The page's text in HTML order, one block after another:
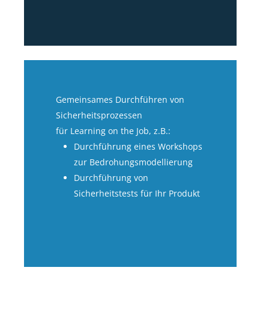
Gemeinsames Durchführen von
Sicherheitsprozessen
für Learning onthe Job,z.B​.:
Durchführung eines Workshops
zur Bedrohungsmodellierung
Durchführung von
Sicherheitstests für Ihr Produkt